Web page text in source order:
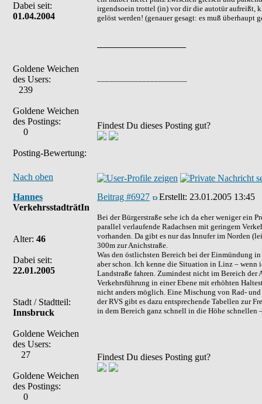
Dabei seit:
01.04.2004
Goldene Weichen
des Users:
239
Goldene Weichen
des Postings:
0
Posting-Bewertung:
irgendsoein trottel (in) vor dir die autotür aufreißt,
gelöst werden! (genauer gesagt: es muß überhaupt
Findest Du dieses Posting gut?
Nach oben
Hannes
VerkehrsstadträtIn
Alter: 46
Dabei seit:
22.01.2005
Stadt / Stadtteil:
Innsbruck
Goldene Weichen
des Users:
27
Goldene Weichen
des Postings:
0
Beitrag #6927 Erstellt: 23.01.2005 13:45
Bei der Bürgerstraße sehe ich da eher weniger ein
parallel verlaufende Radachsen mit geringem
vorhanden. Da gibt es nur das Innufer im Norden
300m zur Anichstraße.
Was den östlichsten Bereich bei der Einmündung
aber schon. Ich kenne die Situation in Linz – wenn
Landstraße fahren. Zumindest nicht im Bereich
Verkehrsführung in einer Ebene mit erhöhten
nicht anders möglich. Eine Mischung von Rad-
der RVS gibt es dazu entsprechende Tabellen zur
in dem Bereich ganz schnell in die Höhe schnellen
Findest Du dieses Posting gut?